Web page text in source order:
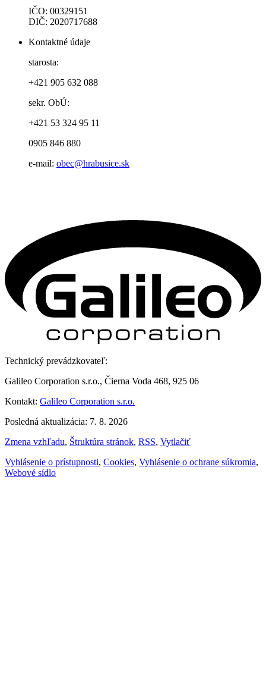
IČO: 00329151
DIČ: 2020717688
Kontaktné údaje
starosta:
+421 905 632 088
sekr. ObÚ:
+421 53 324 95 11
0905 846 880
e-mail: obec@hrabusice.sk
Technický prevádzkovateľ:
Galileo Corporation s.r.o., Čierna Voda 468, 925 06
Kontakt: Galileo Corporation s.r.o.
Posledná aktualizácia: 7. 8. 2026
Zmena vzhľadu, Štruktúra stránok, RSS, Vytlačiť
Vyhlásenie o prístupnosti, Cookies, Vyhlásenie o ochrane súkromia,
Webové sídlo